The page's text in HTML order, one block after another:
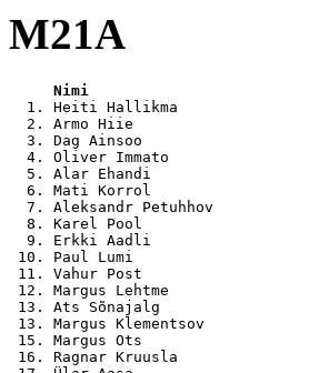
M21A
Nimi
1. Heiti Hallikma
2. Armo Hiie
3. Dag Ainsoo
4. Oliver Immato
5. Alar Ehandi
6. Mati Korrol
7. Aleksandr Petuhhov
8. Karel Pool
9. Erkki Aadli
10. Paul Lumi
11. Vahur
12. Margus Lehtme
13. Ats
13. Margus Klementsov
15. Margus Ots
16. Ragnar Kruusla